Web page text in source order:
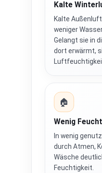
Kalte
Kalte
weniger
Gelangt sie in
dort erwärmt,
🏠
Wenig
In wenig
durch Atmen,
Wäsche
Feuchtigkeit.